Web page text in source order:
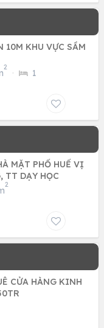
KHU VỰC SẦM
2
· 1
MẶT PHỐ HUẾ VỊ
TT DẠY HỌC
2
CỬA HÀNG KINH